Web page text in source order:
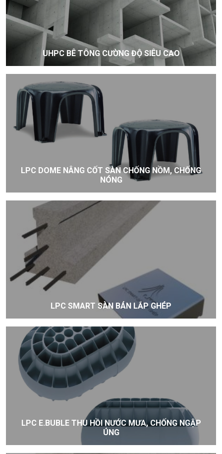
UHPC BÊ TÔNG CƯỜNG ĐỘ SIÊU CAO
LPC DOME NÂNG CỐT SÀN CHỐNG NỒM, CHỐNG
NÓNG
LPC SMART SÀN BÁN LẮP GHÉP
LPC E.BUBLE THU HỒI NƯỚC MƯA, CHỐNG NGẬP
ÚNG